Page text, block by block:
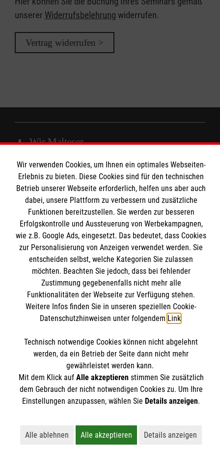
unserer Widerrufsbelehrung widerrufen.
Vertrag widerrufen >
Wir Malteser
Spenden und Helfen
Angebote und Leistungen
Unsere Kurse
Mitarbeiten
Wir Malteser
Informationen
Downloads
Impressum
Datenschutz
Malteser online
Malteserorden
Malteser International
Sharepoint
Soziale Netzwerke
Der Malteser Hilfsdienst e.V. ist als eingetragene
gemeinnützige Organisation von der Körperschaft- und
Gewerbesteuer befreit.
Wir verwenden Cookies, um Ihnen ein optimales Webseiten-
Erlebnis zu bieten. Diese Cookies sind für den technischen
Betrieb unserer Webseite erforderlich, helfen uns aber auch
dabei, unsere Plattform zu verbessern und zusätzliche
Funktionen bereitzustellen. Sie werden zur besseren
Erfolgskontrolle und Aussteuerung von Werbekampagnen,
wie z.B. Google Ads, eingesetzt. Das bedeutet, dass Cookies
zur Personalisierung von Anzeigen verwendet werden. Sie
entscheiden selbst, welche Kategorien Sie zulassen
möchten. Beachten Sie jedoch, dass bei fehlender
Zustimmung gegebenenfalls nicht mehr alle
Funktionalitäten der Webseite zur Verfügung stehen.
Weitere Infos finden Sie in unseren speziellen Cookie-
Datenschutzhinweisen unter folgendem Link.
Technisch notwendige Cookies können nicht abgelehnt
werden, da ein Betrieb der Seite dann nicht mehr
gewährleistet werden kann.
Mit dem Klick auf Alle akzeptierenstimmen Sie zusätzlich
dem Gebrauch der nicht notwendigen Cookies zu. Um Ihre
Einstellungen anzupassen, wählen Sie Details anzeigen.
Alle ablehnen
Lehnt alle nicht-essentiellen Cookies ab
Alle akzeptieren
Akzeptiert alle Cookies
Details anzeigen